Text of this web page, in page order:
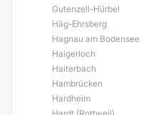
Gutenzell-Hürbel
Häg-Ehrsberg
Hagnau am Bodensee
Haigerloch
Haiterbach
Hambrücken
Hardheim